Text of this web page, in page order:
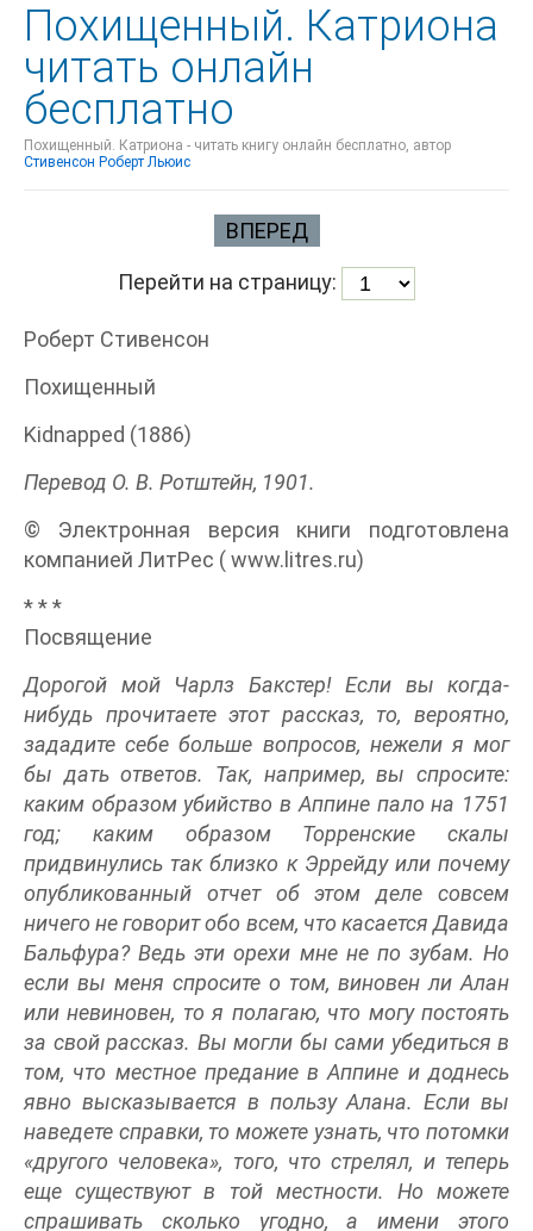
Похищенный. Катриона
читать онлайн
бесплатно
Похищенный. Катриона - читать книгу онлайн бесплатно, автор
Стивенсон Роберт Льюис
ВПЕРЕД
Перейти на страницу:
Роберт Стивенсон
Похищенный
Kidnapped (1886)
Перевод О. В. Ротштейн, 1901.
© Электронная версия книги подготовлена
компанией ЛитРес ( www.litres.ru)
* * *
Посвящение
Дорогой мой Чарлз Бакстер! Если вы когда-
нибудь прочитаете этот рассказ, то, вероятно,
зададите себе больше вопросов, нежели я мог
бы дать ответов. Так, например, вы спросите:
каким образом убийство в Аппине пало на 1751
год; каким образом Торренские скалы
придвинулись так близко к Эррейду или почему
опубликованный отчет об этом деле совсем
ничего не говорит обо всем, что касается Давида
Бальфура? Ведь эти орехи мне не по зубам. Но
если вы меня спросите о том, виновен ли Алан
или невиновен, то я полагаю, что могу постоять
за свой рассказ. Вы могли бы сами убедиться в
том, что местное предание в Аппине и доднесь
явно высказывается в пользу Алана. Если вы
наведете справки, то можете узнать, что потомки
«другого человека», того, что стрелял, и теперь
еще существуют в той местности. Но можете
спрашивать сколько угодно, а имени этого